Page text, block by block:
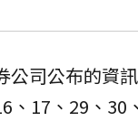
公司公布的資
、17、29、30